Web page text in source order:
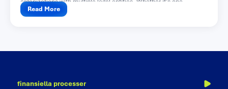
organizations with multiple legal entities. Whether it’s one...
Read More
finansiella processer